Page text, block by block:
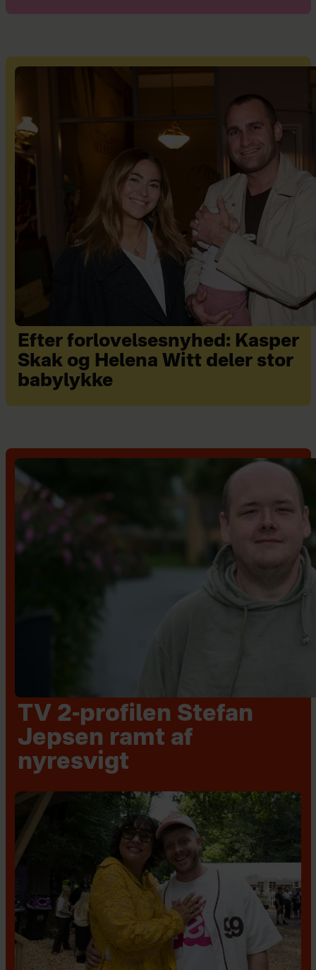
Efter forlovelsesnyhed: Kasper
Skak og Helena Witt deler stor
babylykke
TV 2-profilen Stefan
Jepsen ramt af
nyresvigt